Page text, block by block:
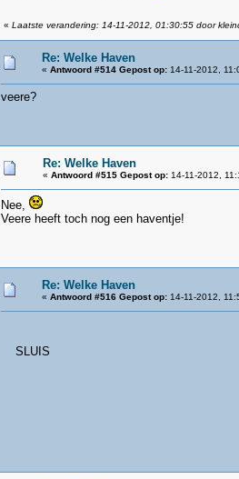
« Laatste verandering: 14-11-2012, 01:30:55 door
Re: Welke Haven
« Antwoord #514 Gepost op:14-11-2012,
veere?
Re: Welke Haven
« Antwoord #515 Gepost op:14-11-2012,
Nee,
Veere heeft toch nog een haventje!
Re: Welke Haven
« Antwoord #516 Gepost op:14-11-2012,
SLUIS